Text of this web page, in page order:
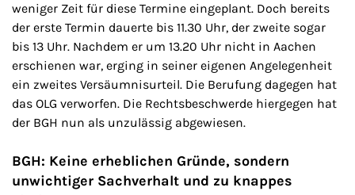
weniger Zeit für diese Termine eingeplant. Doch bereits
der erste Termin dauerte bis 11.30 Uhr, der zweite sogar
bis 13 Uhr. Nachdem er um 13.20 Uhr nicht in Aachen
erschienen war, erging in seiner eigenen Angelegenheit
ein zweites Versäumnisurteil. Die Berufung dagegen hat
das OLG verworfen. Die Rechtsbeschwerde hiergegen hat
der BGH nun als unzulässig abgewiesen.
BGH: Keine erheblichen Gründe, sondern
unwichtiger Sachverhalt und zu knappes